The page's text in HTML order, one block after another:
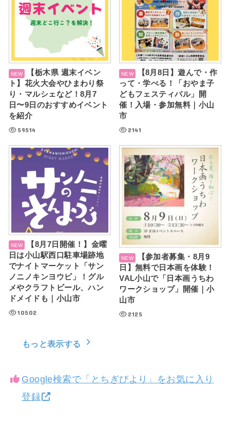
【栃木県 週末イベン
ト】花火大会やひまわり祭
り・マルシェなど！8月7
日〜9日のおすすめイベント
を紹介
59514
【8月8日】遊んで・作
って・学べる！「おやま子
どもフェスティバル」開
催！入場・参加無料｜小山
市
2141
【8月7日開催！】金曜
日は小山駅西口駐車場跡地
でナイトマーケット「サン
ノニノキンヨウビ」！グル
メやクラフトビール、ハン
ドメイドも｜小山市
10502
【参加者募集・8月9
日】無料で日本画を体験！
VAL小山で「日本画うちわ
ワークショップ」開催｜小
山市
2125
もっと表示する
Google検索で「とちぎびより」をお気に入り
登録